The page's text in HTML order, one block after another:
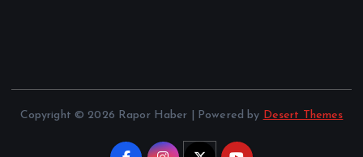
Copyright © 2026 Rapor Haber | Powered by Desert Themes